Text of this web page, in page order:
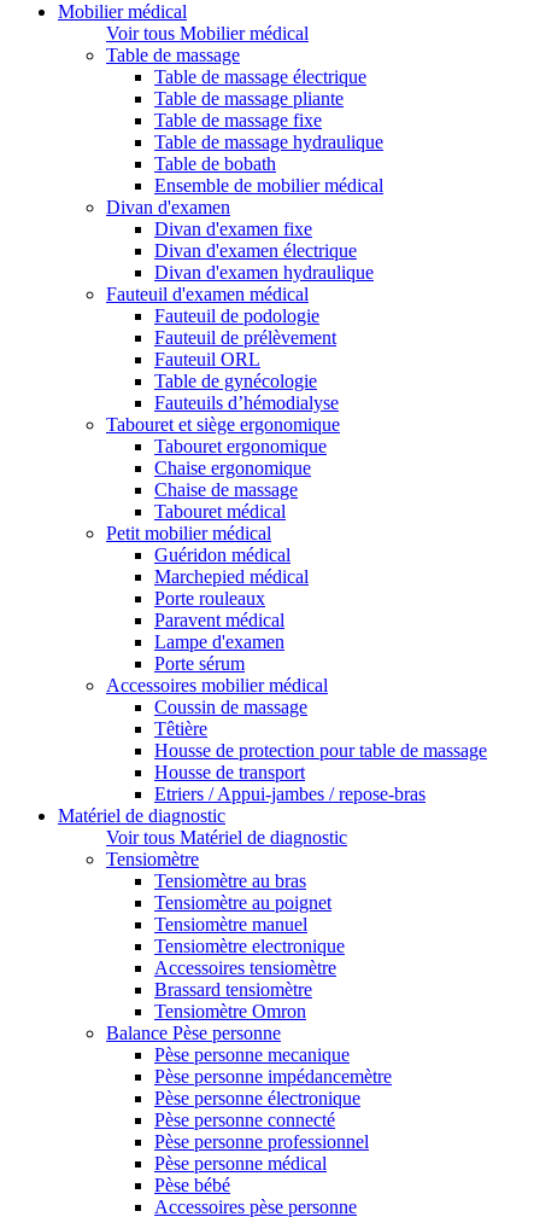
Mobilier médical
Voir tous Mobilier médical
Table de massage
Table de massage électrique
Table de massage pliante
Table de massage fixe
Table de massage hydraulique
Table de bobath
Ensemble de mobilier médical
Divan d'examen
Divan d'examen fixe
Divan d'examen électrique
Divan d'examen hydraulique
Fauteuil d'examen médical
Fauteuil de podologie
Fauteuil de prélèvement
Fauteuil ORL
Table de gynécologie
Fauteuils d’hémodialyse
Tabouret et siège ergonomique
Tabouret ergonomique
Chaise ergonomique
Chaise de massage
Tabouret médical
Petit mobilier médical
Guéridon médical
Marchepied médical
Porte rouleaux
Paravent médical
Lampe d'examen
Porte sérum
Accessoires mobilier médical
Coussin de massage
Têtière
Housse de protection pour table de massage
Housse de transport
Etriers / Appui-jambes / repose-bras
Matériel de diagnostic
Voir tous Matériel de diagnostic
Tensiomètre
Tensiomètre au bras
Tensiomètre au poignet
Tensiomètre manuel
Tensiomètre electronique
Accessoires tensiomètre
Brassard tensiomètre
Tensiomètre Omron
Balance Pèse personne
Pèse personne mecanique
Pèse personne impédancemètre
Pèse personne électronique
Pèse personne connecté
Pèse personne professionnel
Pèse personne médical
Pèse bébé
Accessoires pèse personne